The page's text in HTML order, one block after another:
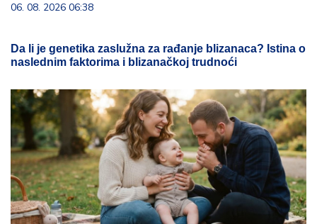
06. 08. 2026 06:38
Da li je genetika zaslužna za rađanje blizanaca? Istina o
naslednim faktorima i blizanačkoj trudnoći